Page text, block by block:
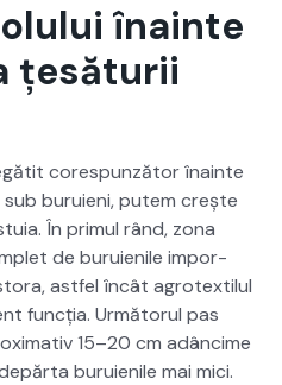
înainte
țesăturii
core­spun­ză­tor înainte
buruieni, putem crește
În primul rând, zona
de buruie­nile impor­
ast­fel încât agro­tex­tilul
funcția. Urmă­torul pas
15–20 cm adâncime
buruie­nile mai mici.